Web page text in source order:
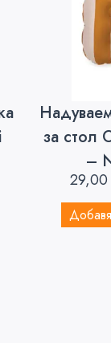
за стол
–